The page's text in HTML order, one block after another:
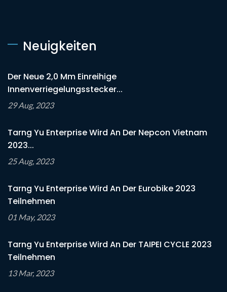
Neuigkeiten
Der Neue 2,0 Mm Einreihige
Innenverriegelungsstecker...
29 Aug, 2023
Tarng Yu Enterprise Wird An Der Nepcon Vietnam
2023...
25 Aug, 2023
Tarng Yu Enterprise Wird An Der Eurobike 2023
Teilnehmen
01 May, 2023
Tarng Yu Enterprise Wird An Der TAIPEI CYCLE 2023
Teilnehmen
13 Mar, 2023